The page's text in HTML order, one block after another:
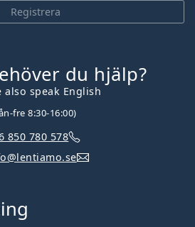
Registrera
du hjälp?
also speak English
fre 8:30-16:00)
850 780 578